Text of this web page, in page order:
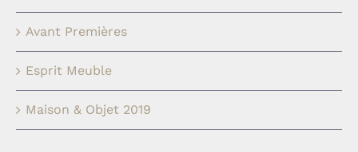
Avant Premières
Esprit Meuble
Maison & Objet 2019